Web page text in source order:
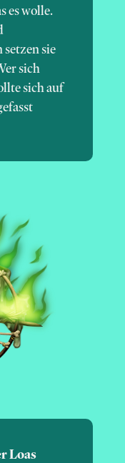
es wolle.
setzen sie
sich
sich auf
Loas